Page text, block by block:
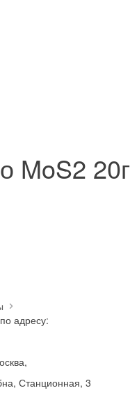
MoS2 20г
адресу:
Станционная, 3